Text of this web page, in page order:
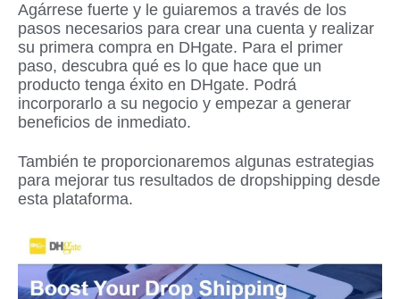
Agárrese fuerte y le guiaremos a través de los
pasos necesarios para crear una cuenta y realizar
su primera compra en DHgate. Para el primer
paso, descubra qué es lo que hace que un
producto tenga éxito en DHgate. Podrá
incorporarlo a su negocio y empezar a generar
beneficios de inmediato.
También te proporcionaremos algunas estrategias
para mejorar tus resultados de dropshipping desde
esta plataforma.